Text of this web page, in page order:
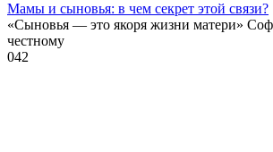
Мамы и сыновья: в чем секрет этой связи?
«Сыновья — это якоря жизни матери»
честному
042